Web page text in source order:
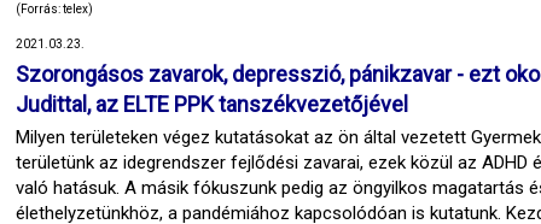
(Forrás: telex)
2021.03.23.
Szorongásos zavarok, depresszió, pánikzavar - ezt
Judittal, az ELTE PPK tanszékvezetőjével
Milyen területeken végez kutatásokat az ön által vezetett
területünk az idegrendszer fejlődési zavarai, ezek közül az
való hatásuk. A másik fókuszunk pedig az öngyilkos magatartás
élethelyzetünkhöz, a pandémiához kapcsolódóan is kutatunk.